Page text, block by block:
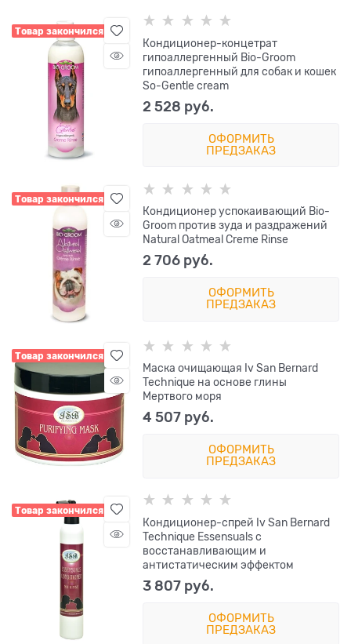
Товар закончился
Кондиционер-концетрат
гипоаллергенный Bio-Groom
гипоаллергенный для собак и кошек
So-Gentle cream
2 528 руб.
ОФОРМИТЬ
ПРЕДЗАКАЗ
Товар закончился
Кондиционер успокаивающий Bio-
Groom против зуда и раздражений
Natural Oatmeal Creme Rinse
2 706 руб.
ОФОРМИТЬ
ПРЕДЗАКАЗ
Товар закончился
Маска очищающая Iv San Bernard
Technique на основе глины
Мертвого моря
4 507 руб.
ОФОРМИТЬ
ПРЕДЗАКАЗ
Товар закончился
Кондиционер-спрей Iv San Bernard
Technique Essensuals с
восстанавливающим и
антистатическим эффектом
3 807 руб.
ОФОРМИТЬ
ПРЕДЗАКАЗ